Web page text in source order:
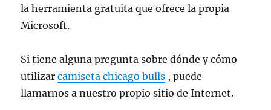
la herramienta gratuita que ofrece la propia
Microsoft.
Si tiene alguna pregunta sobre dónde y cómo
utilizarcamiseta chicago bulls , puede
llamarnos a nuestro propio sitio de Internet.